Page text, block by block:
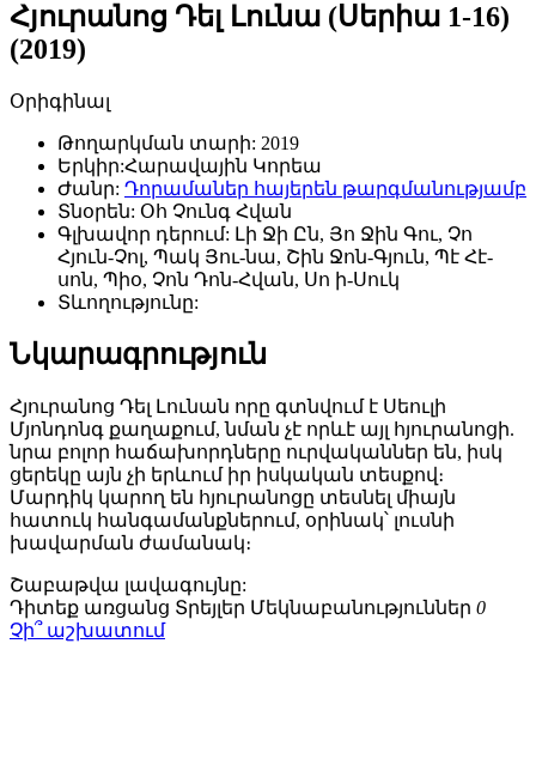
Հյուրանոց Դել Լունա (Սերիա 1-16)
(2019)
Օրիգինալ
Թողարկման տարի: 2019
Երկիր:Հարավային Կորեա
Ժանր: Դորամաներ հայերեն թարգմանությամբ
Տնօրեն: Օհ Չունգ Հվան
Գլխավոր դերում: Լի Ջի Ըն, Յո Ջին Գու, Չո
Հյուն-Չոլ, Պակ Յու-նա, Շին Ջոն-Գյուն, Պէ Հէ-
սոն, Պիօ, Չոն Դոն-Հվան, Սո ի-Սուկ
Տևողությունը:
Նկարագրություն
Հյուրանոց Դել Լունան որը գտնվում է Սեուլի
Մյոնդոնգ քաղաքում, նման չէ որևէ այլ հյուրանոցի.
նրա բոլոր հաճախորդները ուրվականներ են, իսկ
ցերեկը այն չի երևում իր իսկական տեսքով։
Մարդիկ կարող են հյուրանոցը տեսնել միայն
հատուկ հանգամանքներում, օրինակ՝ լուսնի
խավարման ժամանակ։
Շաբաթվա լավագույնը:
Դիտեք առցանց Տրեյլեր Մեկնաբանություններ 0
Չի՞ աշխատում